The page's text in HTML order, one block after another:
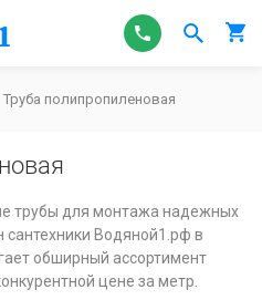
Труба полипропиленовая
трубы для монтажа надежных
Водяной1.рф в
обширный ассортимент
цене за метр.